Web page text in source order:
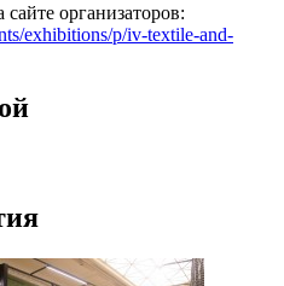
организаторов:
exhibitions/p/iv-textile-and-